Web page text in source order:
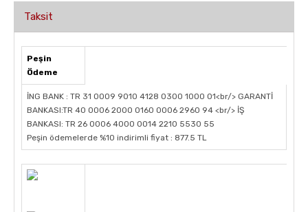
Taksit
Peşin
Ödeme
İNG BANK : TR 31 0009 9010 4128 0300 1000 01<br/> GARANTİ
BANKASI:TR 40 0006 2000 0160 0006 2960 94 <br/> İŞ
BANKASI: TR 26 0006 4000 0014 2210 5530 55
Peşin ödemelerde %10 indirimli fiyat : 877.5 TL